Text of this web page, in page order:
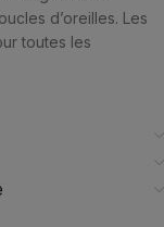
d’oreilles. Les
toutes les